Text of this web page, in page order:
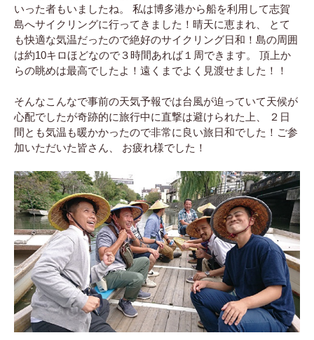
いった者もいましたね。 私は博多港から船を利用して志賀
島へサイクリングに行ってきました！晴天に恵まれ、 とて
も快適な気温だったので絶好のサイクリング日和！島の周囲
は約10キロほどなので３時間あれば１周できます。 頂上か
らの眺めは最高でしたよ！遠くまでよく見渡せました！！
そんなこんなで事前の天気予報では台風が迫っていて天候が
心配でしたが奇跡的に旅行中に直撃は避けられた上、 ２日
間とも気温も暖かかったので非常に良い旅日和でした！ご参
加いただいた皆さん、 お疲れ様でした！